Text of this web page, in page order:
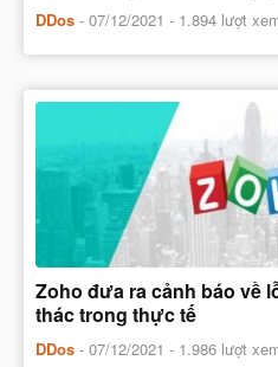
DDos - 07/12/2021 - 1.894 lượt
Zoho đưa ra cảnh báo về
thác trong thực tế
DDos - 07/12/2021 - 1.986 lượt